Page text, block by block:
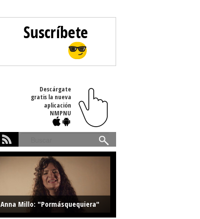
Descárgate
gratis la nueva
aplicación
NMPNU
Buscar
Anna Millo: "Pormásquequiera"